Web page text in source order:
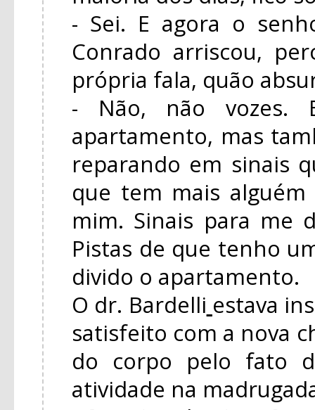
- Sei. E agora o
Conrado arriscou,
própria fala, quão
- Não, não vozes.
apartamento, mas
reparando em sinais
que tem mais
mim. Sinais para me
Pistas de que tenho
divido o apartamento.
O dr. Bardelli estava
satisfeito com a nova
do corpo pelo fato
atividade na